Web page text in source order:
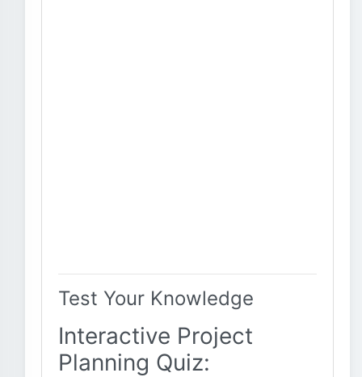
Test Your Knowledge
Interactive Project
Planning Quiz: